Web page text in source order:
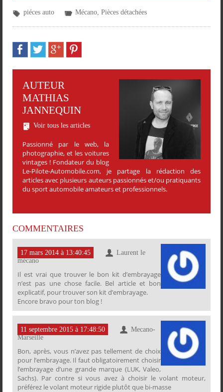
piéces auto Mécano Pièces détachées
PARTAGERPARTAGERPARTAGERPARTAGER
AUTEUR
MATHIAS
JANNEQUIN
Voir tous les articles
Passionné par le web, la
photographie, et les voitures
vintages ! Fondateur du blog
Le-Pilote-Automobile.com, je partage la rédaction des
articles avec plusieurs auteurs passionnés et/ou pratiquants
du sport automobile amateurs et professionnels.
COMMENTAIRES
17 mars 2014 à 13:40:45
Laurent le
mécano
Il est vrai que trouver le bon kit d’embrayage
n’est pas une chose facile. Bel article et bon
explicatif, pour trouver son kit d’embrayage.
Encore bravo pour ton blog !
11 septembre 2015 à 17:48:50
Mecano-
Marseille
Bon, après, vous n’avez pas tellement de choix
pour l’embrayage. Il faut obligatoirement choisir
l’embrayage d’une grande marque (LUK, Valeo,
Sachs). Par contre si vous avez à choisir le volant moteur,
préférez le volant moteur rigide plutôt que bi-masse